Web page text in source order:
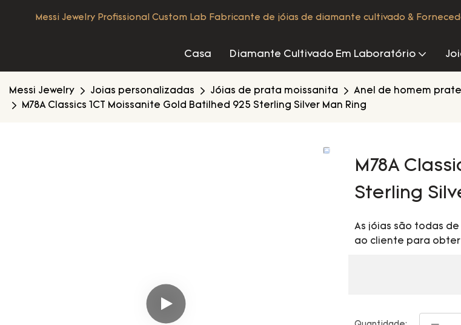
Messi Jewelry Profissional Custom Lab Fabricante de jóias de diamante cultivado &
Casa Diamante Cultivado Em Laboratório
Messi Jewelry Joias personalizadas Jóias de prata moissanita
Anel de homem
M78A Classics 1CT Moissanite Gold Batilhed 925 Sterling Silver Man Ring
M78A
Sterling
As jóias são todas
ao cliente para